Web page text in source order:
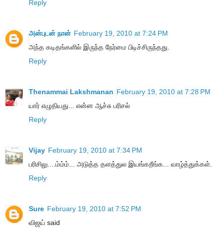
Reply
அன்புடன் நான் February 19, 2010 at 7:24 PM
அந்த கடிதங்களில் இருந்த நேர்மை பிடிச்சிருந்தது.
Reply
Thenammai Lakshmanan February 19, 2010 at 7:28 PM
யார் எழுதியது... என்ன ஆச்சு பரிசல்
Reply
Vijay February 19, 2010 at 7:34 PM
பரிசிலு....ம்ம்ம்... அடுத்த தளத்துல இயங்கறீங்க... வாழ்த்துக்கள்.
Reply
Sure February 19, 2010 at 7:52 PM
விஜய் said